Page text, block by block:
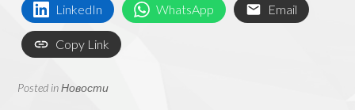
LinkedIn WhatsApp Email
Copy Link
Posted inНовости